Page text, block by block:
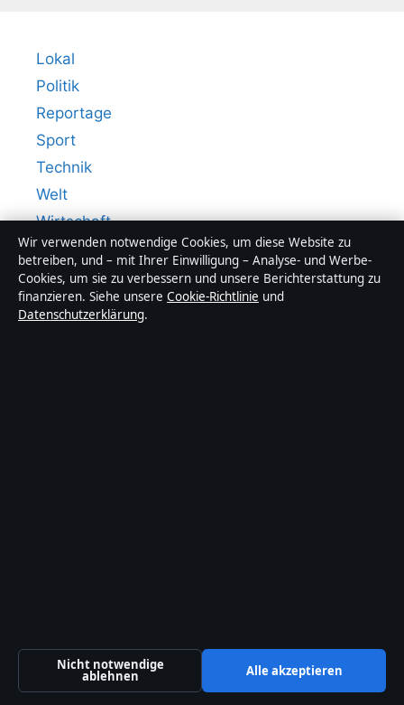
Lokal
Politik
Reportage
Sport
Technik
Welt
Wirtschaft
Malta Business Registry: C 92009
Wir verwenden notwendige Cookies, um diese Website zu
betreiben, und – mit Ihrer Einwilligung – Analyse- und Werbe-
Cookies, um sie zu verbessern und unsere Berichterstattung zu
finanzieren. Siehe unsere Cookie-Richtlinie und
Datenschutzerklärung.
Nicht notwendige
ablehnen Alle akzeptieren